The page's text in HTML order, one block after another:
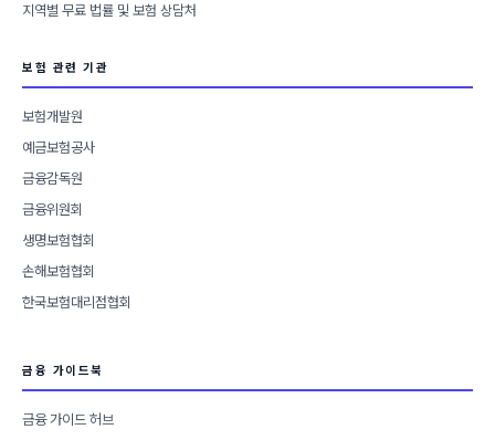
지역별 무료 법률 및 보험 상담처
보험 관련 기관
보험개발원
예금보험공사
금융감독원
금융위원회
생명보험협회
손해보험협회
한국보험대리점협회
금융 가이드북
금융 가이드 허브